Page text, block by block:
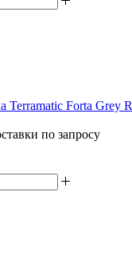
Terramatic Forta Grey
по запросу